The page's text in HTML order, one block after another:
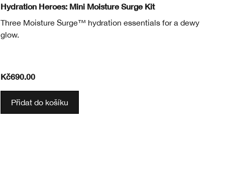
Hydration Heroes: Mini Moisture Surge Kit
Three Moisture Surge™ hydration essentials for a dewy
glow.
Kč690.00
Přidat do košíku